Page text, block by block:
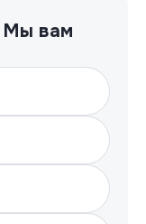
Мы вам